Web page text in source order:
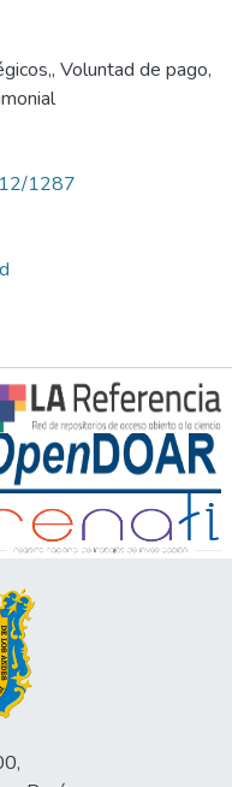
, Voluntad de pago,
1287